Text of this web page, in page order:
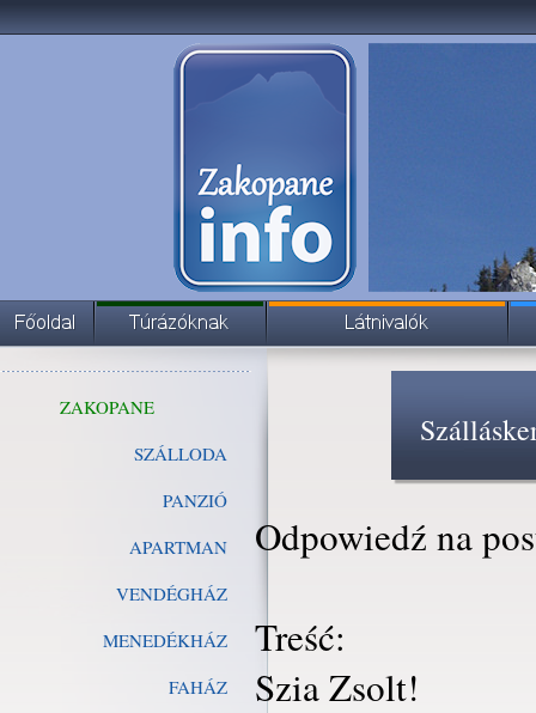
ZAKOPANE
SZÁLLODA
PANZIÓ
APARTMAN
VENDÉGHÁZ
MENEDÉKHÁZ
FAHÁZ
Odpowiedź na
Treść:
Szia Zsolt!